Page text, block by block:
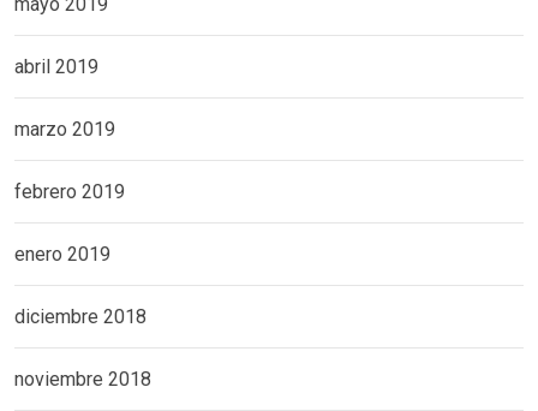
mayo 2019
abril 2019
marzo 2019
febrero 2019
enero 2019
diciembre 2018
noviembre 2018